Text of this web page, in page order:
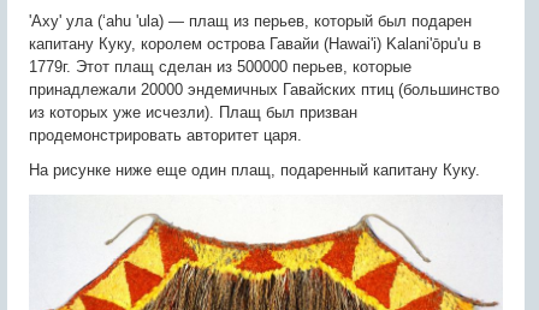
'Аху' ула (‘ahu 'ula) — плащ из перьев, который был подарен
капитану Куку, королем острова Гавайи (Hawai'i) Kalani'ōpu'u в
1779г. Этот плащ сделан из 500000 перьев, которые
принадлежали 20000 эндемичных Гавайских птиц (большинство
из которых уже исчезли). Плащ был призван
продемонстрировать авторитет царя.
На рисунке ниже еще один плащ, подаренный капитану Куку.